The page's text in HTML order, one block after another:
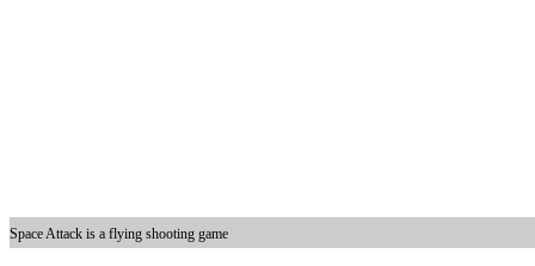
Space Attack is a flying shooting game